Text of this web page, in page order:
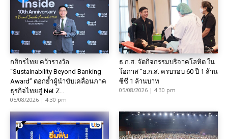
กสิกรไทย คว้ารางวัล
“Sustainability Beyond Banking
Award” ตอกย้ำผู้นำขับเคลื่อนภาค
ธุรกิจไทยสู่ Net Z...
05/08/2026 | 4:30 pm
ธ.ก.ส. จัดกิจกรรมบริจาคโลหิต ใน
โอกาส “ธ.ก.ส. ครบรอบ 60 ปี 1 ล้าน
ซีซี 1 ล้านบาท
05/08/2026 | 4:30 pm